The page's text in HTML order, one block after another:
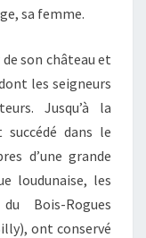
sa femme.
son château et
les seigneurs
Jusqu’à la
dans le
d’une grande
loudunaise, les
Bois-Rogues
ont conservé